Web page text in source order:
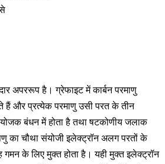
अपररूप है। ग्रेफाइट में कार्बन परमाणु
हैं और प्रत्येक परमाणु उसी परत के तीन
बंधन में होता है तथा षटकोणीय जलाक
का चौथा संयोजी इलेक्ट्रॉन अलग परतों के
गमन के लिए मुक्त होता है। यही मुक्त इलेक्ट्रॉन